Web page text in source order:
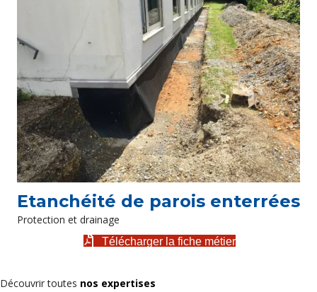
Etanchéité de parois enterrées
Protection et drainage
Télécharger la fiche métier
Découvrir toutes nos expertises